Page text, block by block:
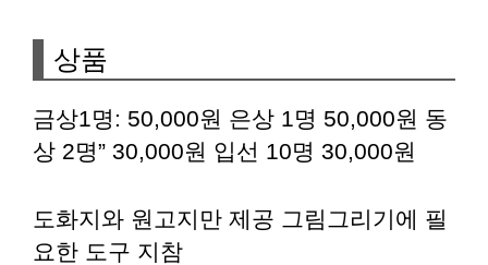
상품
금상1명: 50,000원 은상 1명 50,000원 동
상 2명” 30,000원 입선 10명 30,000원
도화지와 원고지만 제공 그림그리기에 필
요한 도구 지참